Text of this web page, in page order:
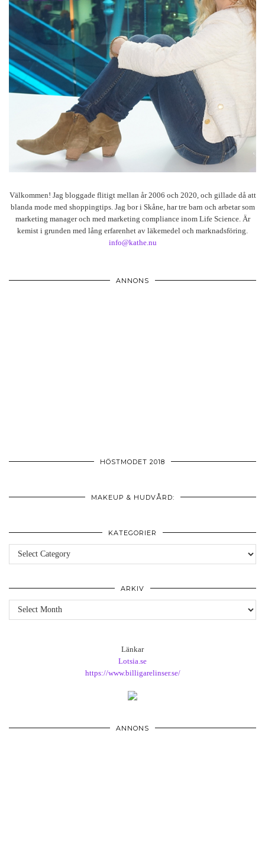
Välkommen! Jag bloggade flitigt mellan år 2006 och 2020, och gillade då att
blanda mode med shoppingtips. Jag bor i Skåne, har tre barn och arbetar som
marketing manager och med marketing compliance inom Life Science. Är
kemist i grunden med lång erfarenhet av läkemedel och marknadsföring.
info@kathe.nu
ANNONS
HÖSTMODET 2018
MAKEUP & HUDVÅRD:
KATEGORIER
Kategorier
ARKIV
Arkiv
Länkar
Lotsia.se
https://www.billigarelinser.se/
ANNONS